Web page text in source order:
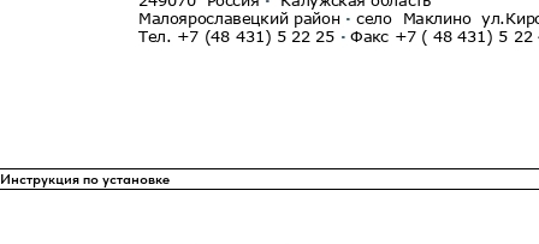
Инструкция по установке